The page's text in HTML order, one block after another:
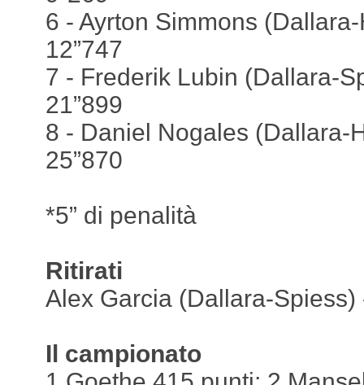
6 - Ayrton Simmons
12”747
7 - Frederik Lubin (Dallara-
21”899
8 - Daniel Nogales (Dallara-
25”870
*5” di penalità
Ritirati
Alex Garcia (Dallara-Spiess)
Il campionato